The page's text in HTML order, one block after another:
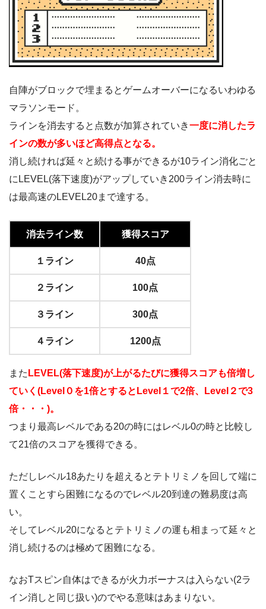
自陣がブロックで埋まるとゲームオーバーになるいわゆる
マラソンモード。
ラインを消去すると点数が加算されていき一度に消したラ
インの数が多いほど高得点となる。
消し続ければ延々と続ける事ができるが10ライン消化ごと
にLEVEL(落下速度)がアップしていき200ライン消去時に
は最高速のLEVEL20まで達する。
消去ライン数 獲得スコア
１ライン 40点
２ライン 100点
３ライン 300点
４ライン 1200点
また LEVEL(落下速度)が上がるたびに獲得スコアも倍増し
ていく(Level０を1倍とするとLevel１で2倍、Level２で3
倍・・・)。
つまり最高レベルである20の時にはレベル0の時と比較し
て21倍のスコアを獲得できる。
ただしレベル18あたりを超えるとテトリミノを回して端に
置くことすら困難になるのでレベル20到達の難易度は高
い。
そしてレベル20になるとテトリミノの運も相まって延々と
消し続けるのは極めて困難になる。
なおTスピン自体はできるが火力ボーナスは入らない(2ラ
イン消しと同じ扱い)のでやる意味はあまりない。